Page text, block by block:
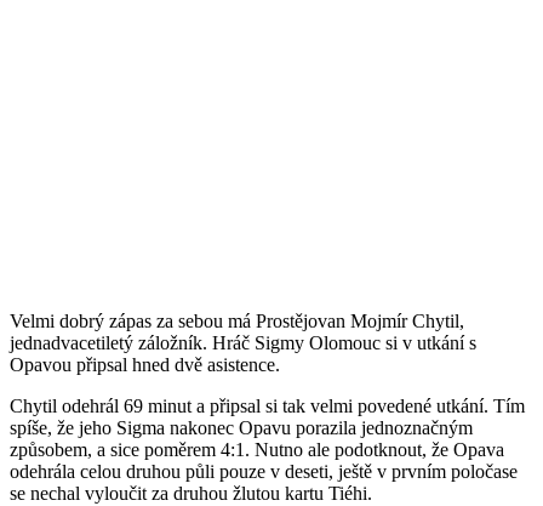
Velmi dobrý zápas za sebou má Prostějovan Mojmír Chytil,
jednadvacetiletý záložník. Hráč Sigmy Olomouc si v utkání s
Opavou připsal hned dvě asistence.
Chytil odehrál 69 minut a připsal si tak velmi povedené utkání. Tím
spíše, že jeho Sigma nakonec Opavu porazila jednoznačným
způsobem, a sice poměrem 4:1. Nutno ale podotknout, že Opava
odehrála celou druhou půli pouze v deseti, ještě v prvním poločase
se nechal vyloučit za druhou žlutou kartu Tiéhi.